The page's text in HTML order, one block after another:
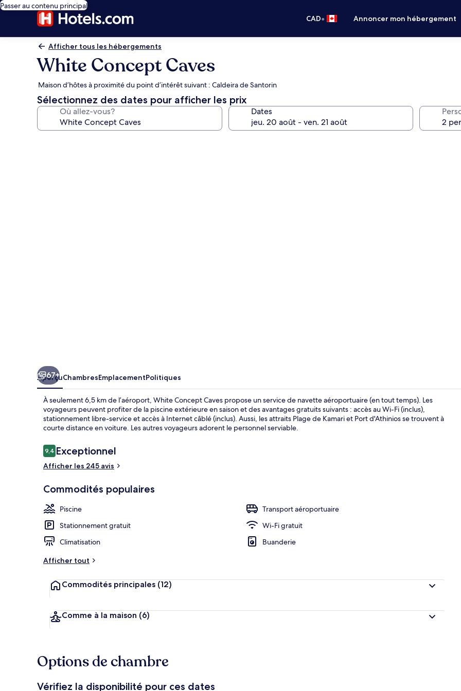
Passer au contenu principal
CAD• Annoncer mon hébergement
Afficher tous les hébergements
White Concept Caves
Maison d’hôtes à proximité du point d’intérêt suivant : Caldeira de Santorin
Sélectionnez des dates pour afficher les prix
Où allez-vous? Dates
Suite
67+
AperçuChambresEmplacementPolitiques
À seulement 6,5 km de l’aéroport, White Concept Caves propose un service de navette aéroportuaire (en tout temps). Les
voyageurs peuvent profiter de la piscine extérieure en saison et des avantages gratuits suivants : accès au Wi-Fi (inclus),
stationnement libre-service et accès à Internet câblé (inclus). Aussi, les attraits Plage de Kamari et Port d'Athinios se trouvent à
courte distance en voiture. Les autres voyageurs adorent le personnel serviable.
Avis
9,49,4 sur 10 –
Exceptionnel
Afficher les 245 avis
Commodités populaires
Piscine
Transport aéroportuaire
Stationnement gratuit
Wi-Fi gratuit
Climatisation
Buanderie
Afficher tout
Commodités principales (12)
Comme à la maison (6)
Options de chambre
Vérifiez la disponibilité pour ces dates